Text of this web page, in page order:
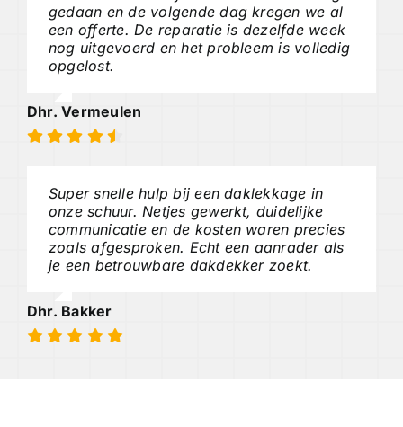
gedaan en de volgende dag kregen we al
een offerte. De reparatie is dezelfde week
nog uitgevoerd en het probleem is volledig
opgelost.
Dhr. Vermeulen
Super snelle hulp bij een daklekkage in
onze schuur. Netjes gewerkt, duidelijke
communicatie en de kosten waren precies
zoals afgesproken. Echt een aanrader als
je een betrouwbare dakdekker zoekt.
Dhr. Bakker